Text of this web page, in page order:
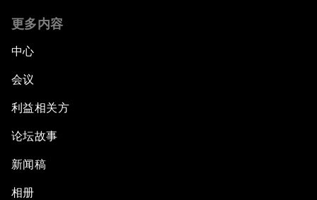
更多内容
中心
会议
利益相关方
论坛故事
新闻稿
相册